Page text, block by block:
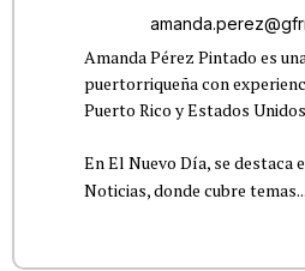
Amanda Pérez Pintado es
puertorriqueña con
Puerto Rico y Estados
En El Nuevo Día, se destaca
Noticias, donde cubre temas...